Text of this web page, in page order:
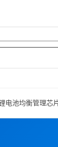
电池均衡管理芯